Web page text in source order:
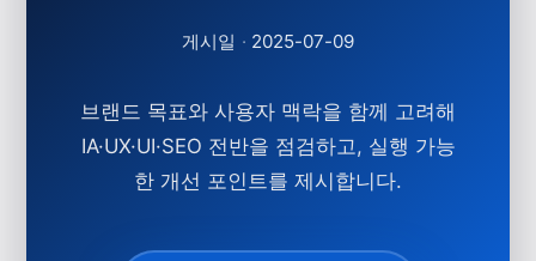
게시일 · 2025-07-09
브랜드 목표와 사용자 맥락을 함께 고려해
IA·UX·UI·SEO 전반을 점검하고, 실행 가능
한 개선 포인트를 제시합니다.